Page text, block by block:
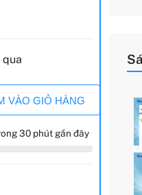
VÀO GIỎ HÀNG
30 phút gần đây